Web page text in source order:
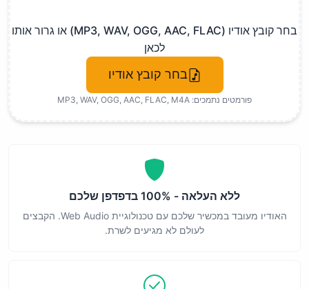
בחר קובץ אודיו (MP3, WAV, OGG, AAC, FLAC) או גרור אותו
לכאן
בחר קובץ אודיו
פורמטים נתמכים: MP3, WAV, OGG, AAC, FLAC, M4A
ללא העלאה - 100% בדפדפן שלכם
האודיו מעובד במכשיר שלכם עם טכנולוגיית Web Audio. הקבצים
לעולם לא מגיעים לשרת.